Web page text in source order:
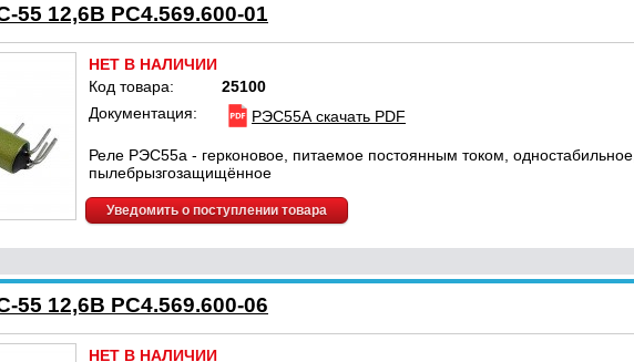
55 12,6В РС4.569.600-01
НЕТ В НАЛИЧИИ
Код товара:
25100
Документация:
РЭС55А скачать PDF
Реле РЭС55а - герконовое, питаемое постоянным током, одностабильное,
пылебрызгозащищённое
Уведомить о поступлении товара
55 12,6В РС4.569.600-06
НЕТ В НАЛИЧИИ